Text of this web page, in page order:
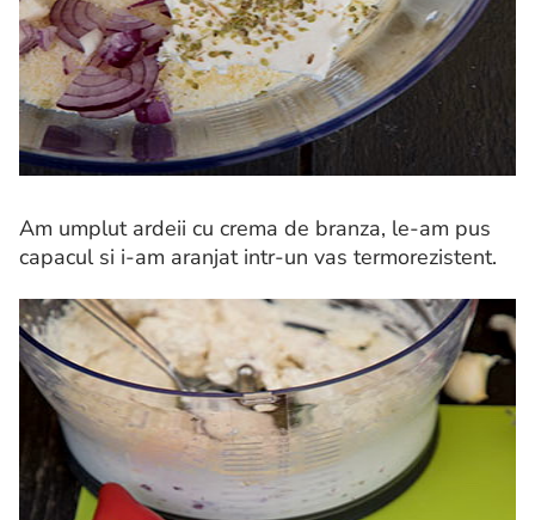
Am umplut ardeii cu crema de branza, le-am pus
capacul si i-am aranjat intr-un vas termorezistent.